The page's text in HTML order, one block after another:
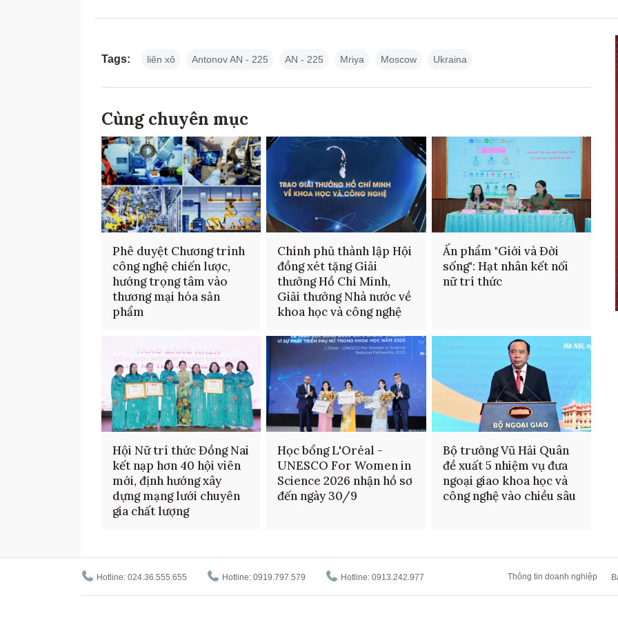
Tags: liên xô Antonov AN - 225 AN - 225 Mriya Moscow Ukraina
Cùng chuyên mục
Phê duyệt Chương trình
công nghệ chiến lược,
hướng trọng tâm vào
thương mại hóa sản
phẩm
Chính phủ thành lập Hội
đồng xét tặng Giải
thưởng Hồ Chí Minh,
Giải thưởng Nhà nước về
khoa học và công nghệ
Ấn phẩm "Giới và Đời
sống": Hạt nhân kết nối
nữ trí thức
Hội Nữ trí thức Đồng Nai
kết nạp hơn 40 hội viên
mới, định hướng xây
dựng mạng lưới chuyên
gia chất lượng
Học bổng L'Oréal -
UNESCO For Women in
Science 2026 nhận hồ sơ
đến ngày 30/9
Bộ trưởng Vũ Hải Quân
đề xuất 5 nhiệm vụ đưa
ngoại giao khoa học và
công nghệ vào chiều sâu
Hotline: 024.36.555.655 Hotline: 0919.797.579 Hotline: 0913.242.977 Thông tin doanh nghiệp